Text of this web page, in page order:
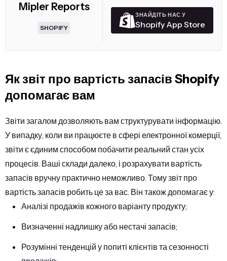
Mipler Reports
SHOPIFY
ЗНАЙДІТЬ НАС У
Shopify App Store
Як звіт про вартість запасів Shopify
допомагає вам
Звіти загалом дозволяють вам структурувати інформацію.
У випадку, коли ви працюєте в сфері електронної комерції,
звіти є єдиним способом побачити реальний стан усіх
процесів. Ваші склади далеко, і розрахувати вартість
запасів вручну практично неможливо. Тому звіт про
вартість запасів робить це за вас. Він також допомагає у:
Аналізі продажів кожного варіанту продукту;
Визначенні надлишку або нестачі запасів;
Розумінні тенденцій у попиті клієнтів та сезонності